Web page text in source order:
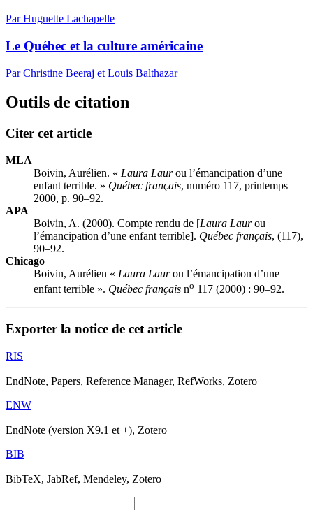
Par Huguette Lachapelle
Le Québec et la culture américaine
Par Christine Beeraj et Louis Balthazar
Outils de citation
Citer cet article
MLA
Boivin, Aurélien. « Laura Laurou l’émancipation d’une
enfant terrible. » Québec français, numéro 117, printemps
2000, p. 90–92.
APA
Boivin, A. (2000). Compte rendu de [Laura Laurou
l’émancipation d’une enfant terrible]. Québec français, (117),
90–92.
Chicago
Boivin, Aurélien « Laura Laurou l’émancipation d’une
enfant terrible ». Québec français no 117 (2000) : 90–92.
Exporter la notice de cet article
RIS
EndNote, Papers, Reference Manager, RefWorks, Zotero
ENW
EndNote (version X9.1 et +), Zotero
BIB
BibTeX, JabRef, Mendeley, Zotero